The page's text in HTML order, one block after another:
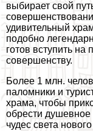
выбирает свой
удивительный
подобно
готов вступить на
совершенству.
Более 1 млн.
паломники и
храма, чтобы
обрести душевное
чудес света